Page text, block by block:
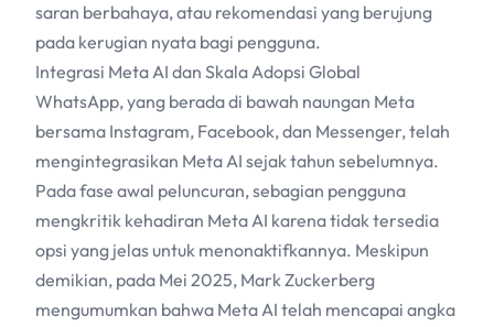
saran berbahaya, atau rekomendasi yang berujung
pada kerugian nyata bagi pengguna.
Integrasi MetaAI dan Skala Adopsi Global
WhatsApp, yang berada di bawah naungan Meta
bersama Instagram, Facebook, dan Messenger, telah
mengintegrasikan MetaAI sejak tahun sebelumnya.
Pada fase awal peluncuran, sebagian pengguna
mengkritik kehadiran MetaAI karena tidak tersedia
opsi yang jelas untuk menonaktifkannya. Meskipun
demikian, pada Mei 2025, Mark Zuckerberg
mengumumkan bahwa MetaAI telah mencapai angka